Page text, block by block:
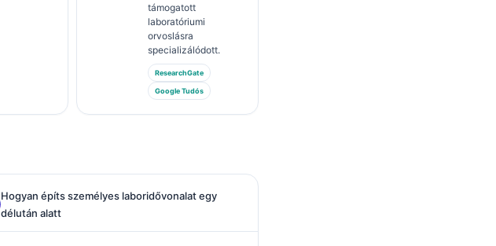
támogatott
laboratóriumi
orvoslásra
specializálódott.
ResearchGate
Google Tudós
Hogyan építs személyes laboridővonalat egy
délután alatt